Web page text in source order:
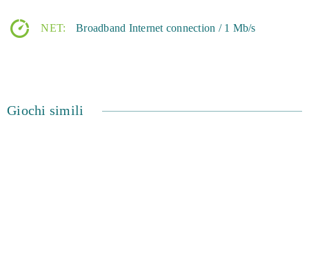
NET: Broadband Internet connection / 1 Mb/s
Giochi simili